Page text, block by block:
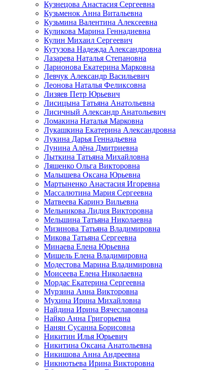
Кузнецова Анастасия Сергеевна
Кузьменок Анна Витальевна
Кузьмина Валентина Алексеевна
Куликова Марина Геннадиевна
Кулин Михаил Сергеевич
Кутузова Надежда Александровна
Лазарева Наталья Степановна
Ларионова Екатерина Марковна
Левчук Александр Васильевич
Леонова Наталья Феликсовна
Лизяев Петр Юрьевич
Лисицына Татьяна Анатольевна
Лисичный Александр Анатольевич
Ломакина Наталья Марковна
Лукашкина Екатерина Александровна
Лукина Дарья Геннадьевна
Лунина Алёна Дмитриевна
Лыткина Татьяна Михайловна
Ляшенко Ольга Викторовна
Малышева Оксана Юрьевна
Мартыненко Анастасия Игоревна
Массалютина Мария Сергеевна
Матвеева Каринэ Вильевна
Мельникова Лидия Викторовна
Мельшина Татьяна Николаевна
Мизинова Татьяна Владимировна
Микова Татьяна Сергеевна
Минаева Елена Юрьевна
Мишель Елена Владимировна
Модестова Марина Владимировна
Моисеева Елена Николаевна
Мордас Екатерина Сергеевна
Мурзина Анна Викторовна
Мухина Ирина Михайловна
Найдина Ирина Вячеславовна
Найко Анна Григорьевна
Нанян Сусанна Борисовна
Никитин Илья Юрьевич
Никитина Оксана Анатольевна
Никишова Анна Андреевна
Никнютьева Ирина Викторовна